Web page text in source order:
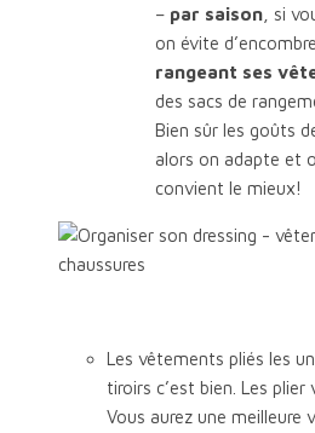
– par saison , si
on évite
rangeant ses
des sacs de
Bien sûr les goûts
alors on adapte et
convient le mieux!
Les vêtements pliés les
tiroirs c’est bien. Les
Vous aurez une meilleure